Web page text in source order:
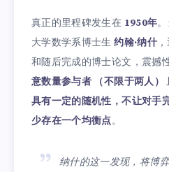
真正的里程碑发生在 1950年
大学数学系博士生约翰·纳什
和随后完成的博士论文，震撼
意数量参与者
（不限于两人）
具有一定的随机性，不让对手
少存在一个均衡点。
纳什的这一发现，将博